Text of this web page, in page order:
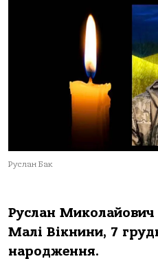
Руслан Бак
Руслан
Малі Вікнини, 7
народження.